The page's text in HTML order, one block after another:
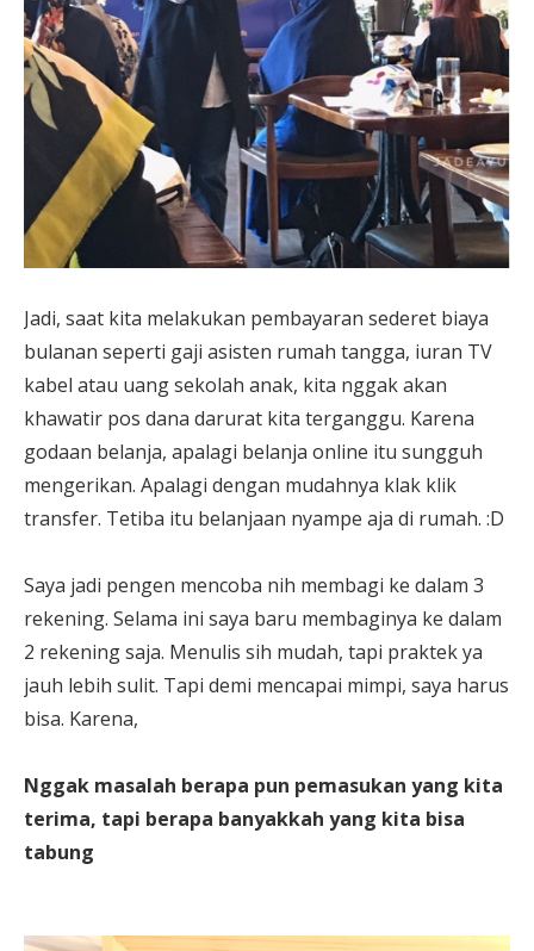
Jadi, saat kita melakukan pembayaran sederet biaya
bulanan seperti gaji asisten rumah tangga, iuran TV
kabel atau uang sekolah anak, kita nggak akan
khawatir pos dana darurat kita terganggu. Karena
godaan belanja, apalagi belanja online itu sungguh
mengerikan. Apalagi dengan mudahnya klak klik
transfer. Tetiba itu belanjaan nyampe aja di rumah. :D
Saya jadi pengen mencoba nih membagi ke dalam 3
rekening. Selama ini saya baru membaginya ke dalam
2 rekening saja. Menulis sih mudah, tapi praktek ya
jauh lebih sulit. Tapi demi mencapai mimpi, saya harus
bisa. Karena,
Nggak masalah berapa pun pemasukan yang kita
terima, tapi berapa banyakkah yang kita bisa
tabung